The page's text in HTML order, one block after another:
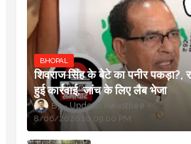
BHOPAL
शिवराज सिंह के बेटे का पनीर पकड़ा?,
हुई कार्रवाई, जांच के लिए लैब भेजा
Updesh Awasthee
8/06/2026 10:09:00 PM